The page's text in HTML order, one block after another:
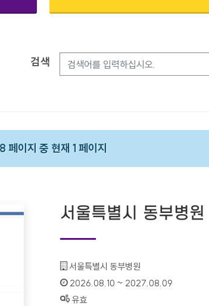
검색
이지 중 현재 1 페이지
서울특별시 동부병원
기관명 :
서울특별시 동부병원
인증기간 :
2026.08.10 ~ 2027.08.09
상태 :
유효